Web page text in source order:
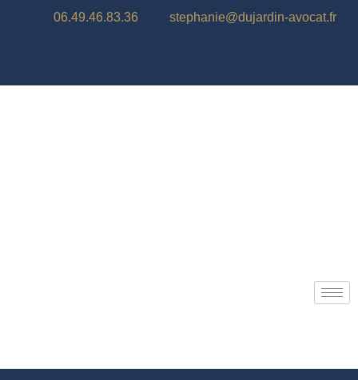
06.49.46.83.36 stephanie@dujardin-avocat.fr